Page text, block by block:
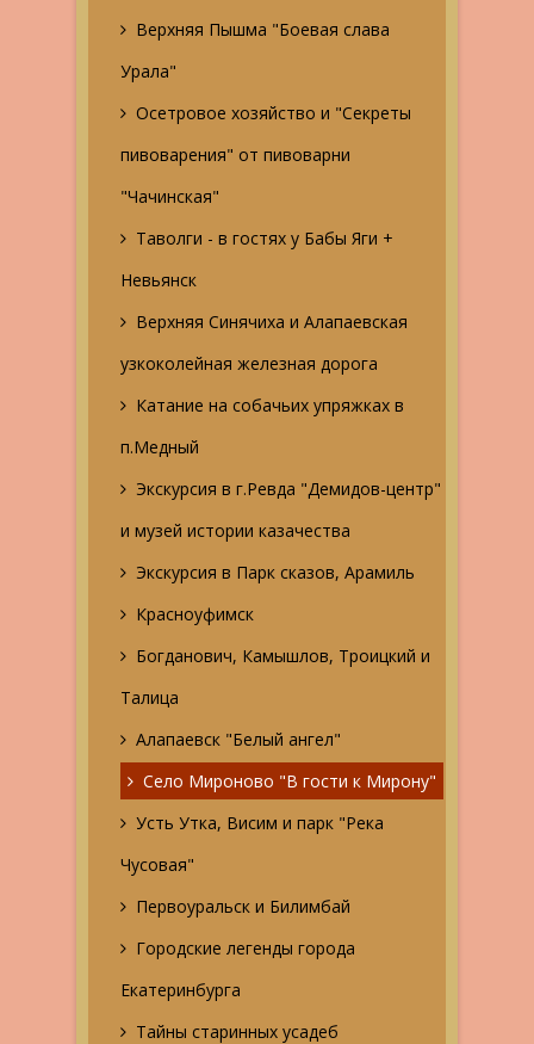
Верхняя Пышма "Боевая слава
Урала"
Осетровое хозяйство и "Секреты
пивоварения" от пивоварни
"Чачинская"
Таволги - в гостях у Бабы Яги +
Невьянск
Верхняя Синячиха и Алапаевская
узкоколейная железная дорога
Катание на собачьих упряжках в
п.Медный
Экскурсия в г.Ревда "Демидов-центр"
и музей истории казачества
Экскурсия в Парк сказов, Арамиль
Красноуфимск
Богданович, Камышлов, Троицкий и
Талица
Алапаевск "Белый ангел"
Село Мироново "В гости к Мирону"
Усть Утка, Висим и парк "Река
Чусовая"
Первоуральск и Билимбай
Городские легенды города
Екатеринбурга
Тайны старинных усадеб